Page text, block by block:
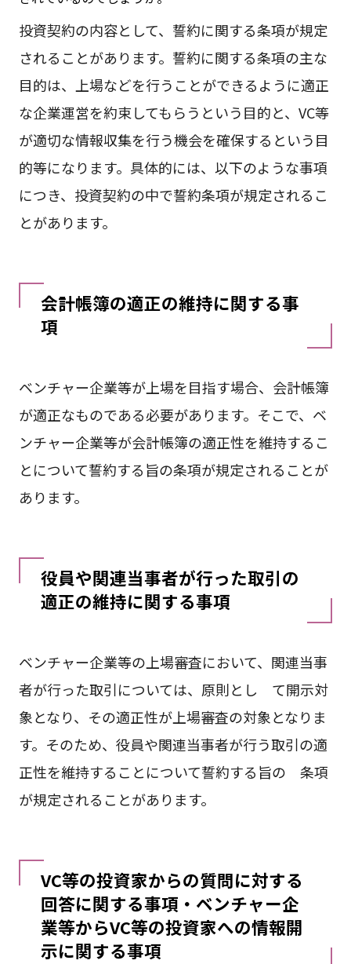
投資契約の内容として、誓約に関する条項が規定
されることがあります。誓約に関する条項の主な
目的は、上場などを行うことができるように適正
な企業運営を約束してもらうという目的と、VC等
が適切な情報収集を行う機会を確保するという目
的等になります。具体的には、以下のような事項
につき、投資契約の中で誓約条項が規定されるこ
とがあります。
会計帳簿の適正の維持に関する事
項
ベンチャー企業等が上場を目指す場合、会計帳簿
が適正なものである必要があります。そこで、ベ
ンチャー企業等が会計帳簿の適正性を維持するこ
とについて誓約する旨の条項が規定されることが
あります。
役員や関連当事者が行った取引の
適正の維持に関する事項
ベンチャー企業等の上場審査において、関連当事
者が行った取引については、原則とし て開示対
象となり、その適正性が上場審査の対象となりま
す。そのため、役員や関連当事者が行う取引の適
正性を維持することについて誓約する旨の 条項
が規定されることがあります。
VC等の投資家からの質問に対する
回答に関する事項・ベンチャー企
業等からVC等の投資家への情報開
示に関する事項